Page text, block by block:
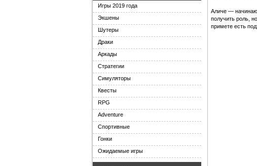
Аличе —
получить роль,
примете есть
Игры 2019 года
Экшены
Шутеры
Драки
Аркады
Стратегии
Симуляторы
Квесты
RPG
Adventure
Спортивные
Гонки
Ожидаемые игры